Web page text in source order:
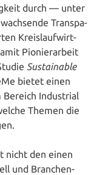
durch — unter
Trans­pa­
Kreis­lauf­wirt­
Pio­nier­ar­beit
Sus­tainable
bietet einen
Bereich Indus­tri­al
Themen die
nicht den einen
und Bran­chen­